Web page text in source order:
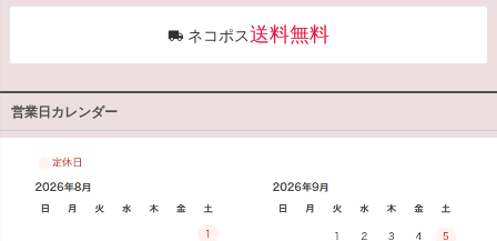
ネコポス送料無料
営業日カレンダー